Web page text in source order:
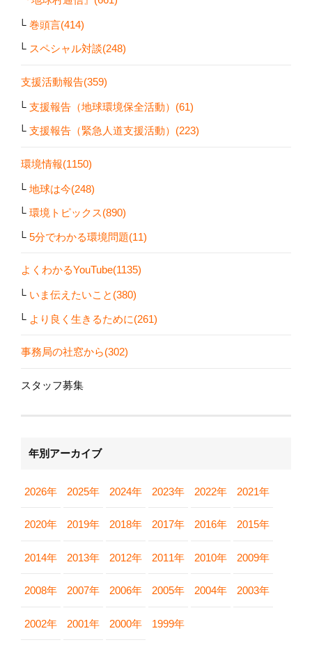
巻頭言(414)
スペシャル対談(248)
支援活動報告(359)
支援報告（地球環境保全活動）(61)
支援報告（緊急人道支援活動）(223)
環境情報(1150)
地球は今(248)
環境トピックス(890)
5分でわかる環境問題(11)
よくわかるYouTube(1135)
いま伝えたいこと(380)
より良く生きるために(261)
事務局の社窓から(302)
スタッフ募集
年別アーカイブ
2026年 2025年 2024年 2023年 2022年 2021年
2020年 2019年 2018年 2017年 2016年 2015年
2014年 2013年 2012年 2011年 2010年 2009年
2008年 2007年 2006年 2005年 2004年 2003年
2002年 2001年 2000年 1999年